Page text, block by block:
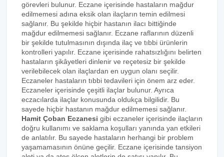
görevleri bulunur. Eczane içerisinde hastaların mağdur
edilmemesi adına eksik olan ilaçların temin edilmesi
sağlanır. Bu şekilde hiçbir hastanın ilacı bittiğinde
mağdur edilmemesi sağlanır. Eczane raflarının düzenli
bir şekilde tutulmasının dışında ilaç ve tıbbi ürünlerin
kontrolleri yapılır. Eczane içerisinde rahatsızlığını belirten
hastaların şikâyetleri dinlenir ve reçetesiz bir şekilde
verilebilecek olan ilaçlardan en uygun olanı seçilir.
Eczaneler hastaların tıbbi tedavileri için önem arz eder.
Eczaneler içerisinde çeşitli ilaçlar bulunur. Ayrıca
eczacılarda ilaçlar konusunda oldukça bilgilidir. Bu
sayede hiçbir hastanın mağdur edilmemesi sağlanır.
Hamit Çoban Eczanesi gibi eczaneler içerisinde ilaçların
doğru kullanımı ve saklama koşulları yanında yan etkileri
de anlatılır. Bu sayede hastaların herhangi bir problem
yaşamamasının önüne geçilir. Eczane içerisinde tansiyon